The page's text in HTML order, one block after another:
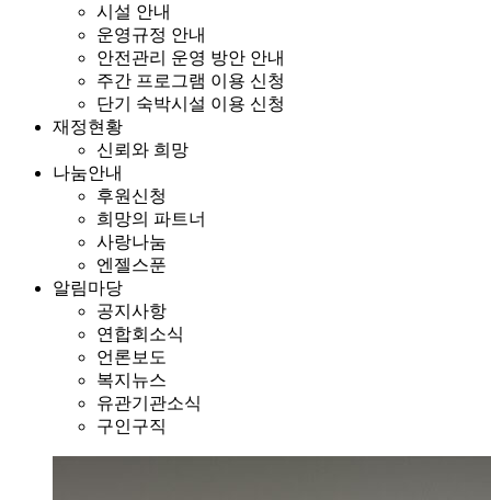
시설 안내
운영규정 안내
안전관리 운영 방안 안내
주간 프로그램 이용 신청
단기 숙박시설 이용 신청
재정현황
신뢰와 희망
나눔안내
후원신청
희망의 파트너
사랑나눔
엔젤스푼
알림마당
공지사항
연합회소식
언론보도
복지뉴스
유관기관소식
구인구직